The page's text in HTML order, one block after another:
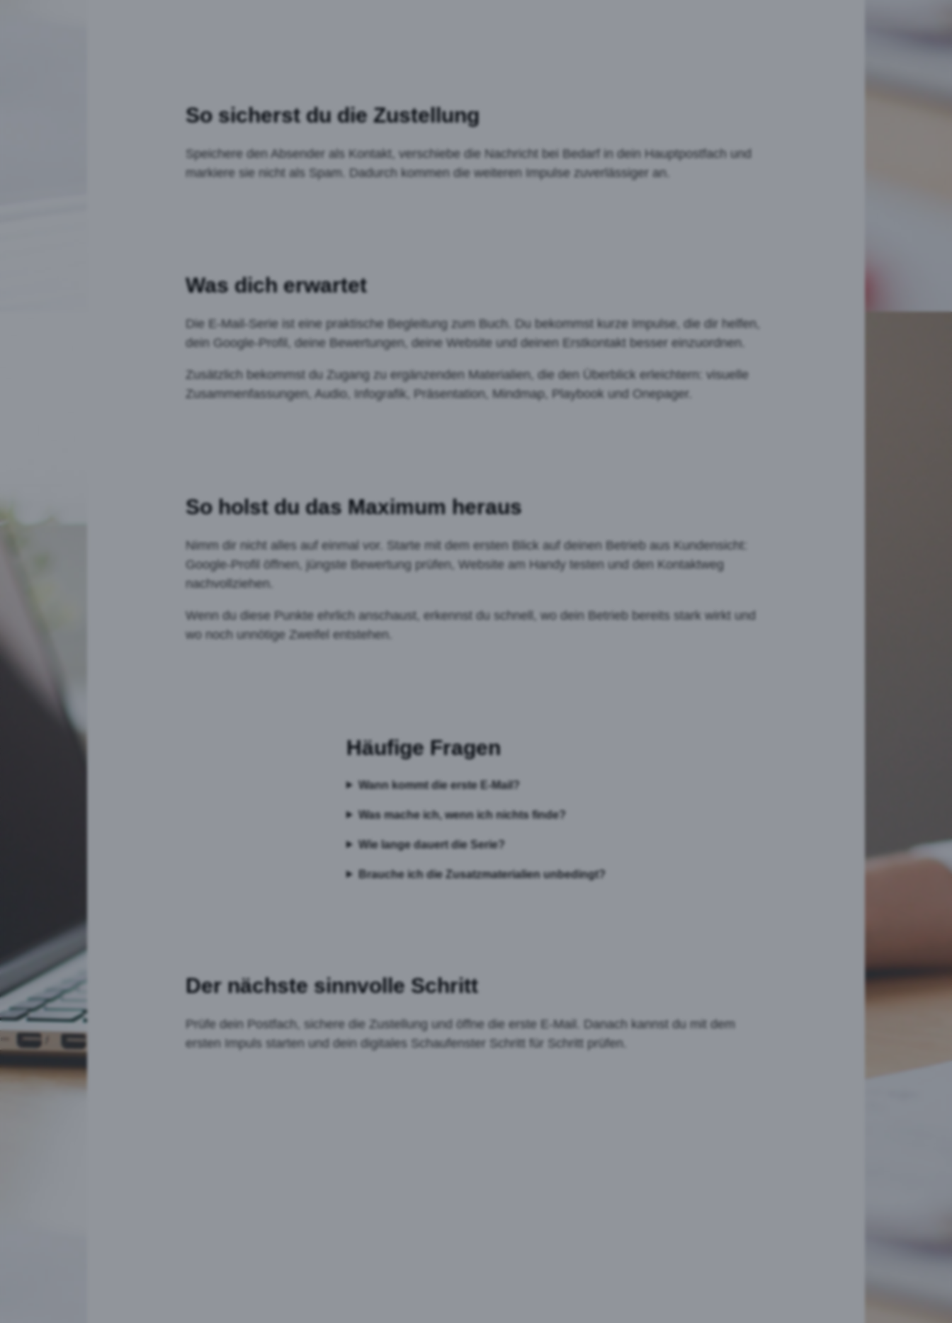
So sicherst du die Zustellung
Speichere den Absender als Kontakt, verschiebe die Nachricht bei Bedarf in dein Hauptpostfach und
markiere sie nicht als Spam. Dadurch kommen die weiteren Impulse zuverlässiger an.
Was dich erwartet
Die E-Mail-Serie ist eine praktische Begleitung zum Buch. Du bekommst kurze Impulse, die dir helfen,
dein Google-Profil, deine Bewertungen, deine Website und deinen Erstkontakt besser einzuordnen.
Zusätzlich bekommst du Zugang zu ergänzenden Materialien, die den Überblick erleichtern: visuelle
Zusammenfassungen, Audio, Infografik, Präsentation, Mindmap, Playbook und Onepager.
So holst du das Maximum heraus
Nimm dir nicht alles auf einmal vor. Starte mit dem ersten Blick auf deinen Betrieb aus Kundensicht:
Google-Profil öffnen, jüngste Bewertung prüfen, Website am Handy testen und den Kontaktweg
nachvollziehen.
Wenn du diese Punkte ehrlich anschaust, erkennst du schnell, wo dein Betrieb bereits stark wirkt und
wo noch unnötige Zweifel entstehen.
Häufige Fragen
Wann kommt die erste E-Mail?
Was mache ich, wenn ich nichts finde?
Wie lange dauert die Serie?
Brauche ich die Zusatzmaterialien unbedingt?
Der nächste sinnvolle Schritt
Prüfe dein Postfach, sichere die Zustellung und öffne die erste E-Mail. Danach kannst du mit dem
ersten Impuls starten und dein digitales Schaufenster Schritt für Schritt prüfen.